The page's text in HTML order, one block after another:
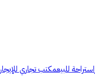
استراحة للبيعمكتب تجاري للإيجار